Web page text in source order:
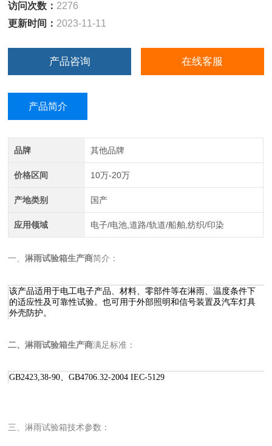
访问次数： 2276
更新时间： 2023-11-11
产品咨询 在线客服
产品简介
品牌 其他品牌
价格区间 10万-20万
产地类别 国产
应用领域 电子/电池,道路/轨道/船舶,纺织/印染
一、淋雨试验箱生产商简介：
该产品适用于电工电子产品、材料、零部件等在淋雨、温度条件下
的适应性及可靠性试验。也可用于外部照明和信号装置及汽车灯具
外壳防护。
二、淋雨试验箱生产商满足标准：
GB2423,38-90、GB4706.32-2004 IEC-5129
三、淋雨试验箱技术参数：